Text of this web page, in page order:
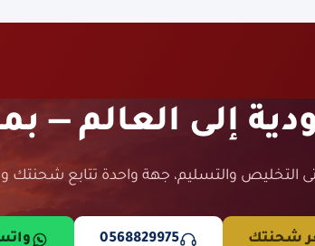
إلى العالم —
والتسليم، جهة واحدة تتابع شحنتك
شحنتك 0568829975